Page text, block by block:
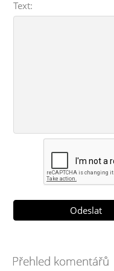
Text:
Přehled komentářů